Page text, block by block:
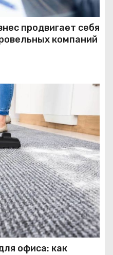
продвигает себя
компаний
офиса: как